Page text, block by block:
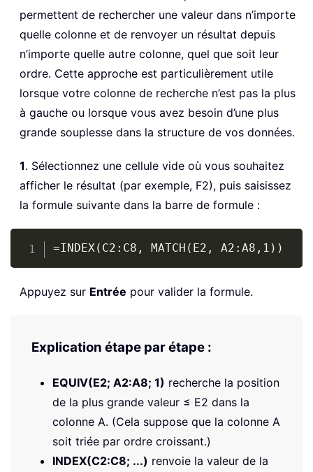
permettent de rechercher une valeur dans n’importe
quelle colonne et de renvoyer un résultat depuis
n’importe quelle autre colonne, quel que soit leur
ordre. Cette approche est particulièrement utile
lorsque votre colonne de recherche n’est pas la plus
à gauche ou lorsque vous avez besoin d’une plus
grande souplesse dans la structure de vos données.
1. Sélectionnez une cellule vide où vous souhaitez
afficher le résultat (par exemple, F2), puis saisissez
la formule suivante dans la barre de formule :
=INDEX(C2:C8, MATCH(E2, A2:A8,1))
Copy
Appuyez sur Entrée pour valider la formule.
Explication étape par étape :
EQUIV(E2; A2:A8; 1) recherche la position
de la plus grande valeur ≤ E2 dans la
colonne A. (Cela suppose que la colonne A
soit triée par ordre croissant.)
INDEX(C2:C8; ...) renvoie la valeur de la